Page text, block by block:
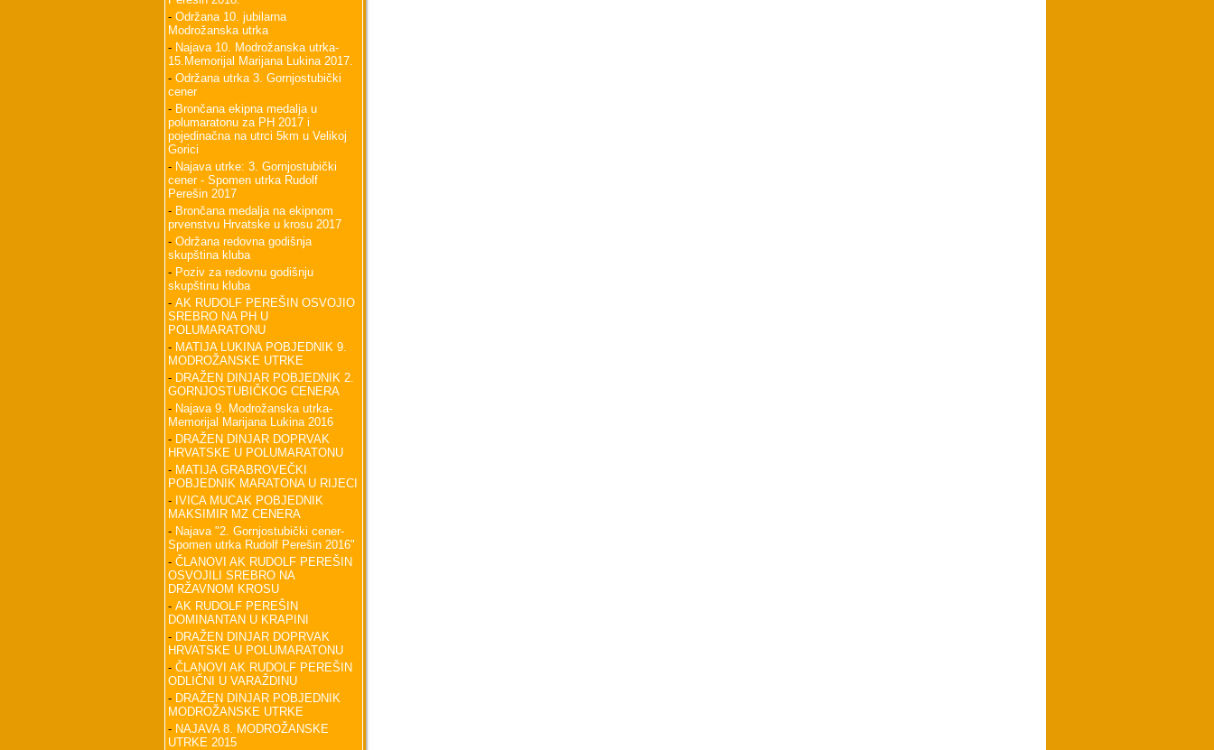
- Održana 10. jubilarna
Modrožanska utrka
- Najava 10. Modrožanska utrka-
15.Memorijal Marijana Lukina 2017.
- Održana utrka 3. Gornjostubički
cener
- Brončana ekipna medalja u
polumaratonu za PH 2017 i
pojedinačna na utrci 5km u Velikoj
Gorici
- Najava utrke: 3. Gornjostubički
cener - Spomen utrka Rudolf
Perešin 2017
- Brončana medalja na ekipnom
prvenstvu Hrvatske u krosu 2017
- Održana redovna godišnja
skupština kluba
- Poziv za redovnu godišnju
skupštinu kluba
- AK RUDOLF PEREŠIN OSVOJIO
SREBRO NA PH U
POLUMARATONU
- MATIJA LUKINA POBJEDNIK 9.
MODROŽANSKE UTRKE
- DRAŽEN DINJAR POBJEDNIK 2.
GORNJOSTUBIČKOG CENERA
- Najava 9. Modrožanska utrka-
Memorijal Marijana Lukina 2016
- DRAŽEN DINJAR DOPRVAK
HRVATSKE U POLUMARATONU
- MATIJA GRABROVEČKI
POBJEDNIK MARATONA U RIJECI
- IVICA MUCAK POBJEDNIK
MAKSIMIR MZ CENERA
- Najava "2. Gornjostubički cener-
Spomen utrka Rudolf Perešin 2016"
- ČLANOVI AK RUDOLF PEREŠIN
OSVOJILI SREBRO NA
DRŽAVNOM KROSU
- AK RUDOLF PEREŠIN
DOMINANTAN U KRAPINI
- DRAŽEN DINJAR DOPRVAK
HRVATSKE U POLUMARATONU
- ČLANOVI AK RUDOLF PEREŠIN
ODLIČNI U VARAŽDINU
- DRAŽEN DINJAR POBJEDNIK
MODROŽANSKE UTRKE
- NAJAVA 8. MODROŽANSKE
UTRKE 2015